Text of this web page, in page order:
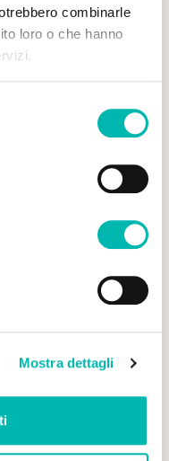
combinarle
loro o che hanno
Mostra dettagli